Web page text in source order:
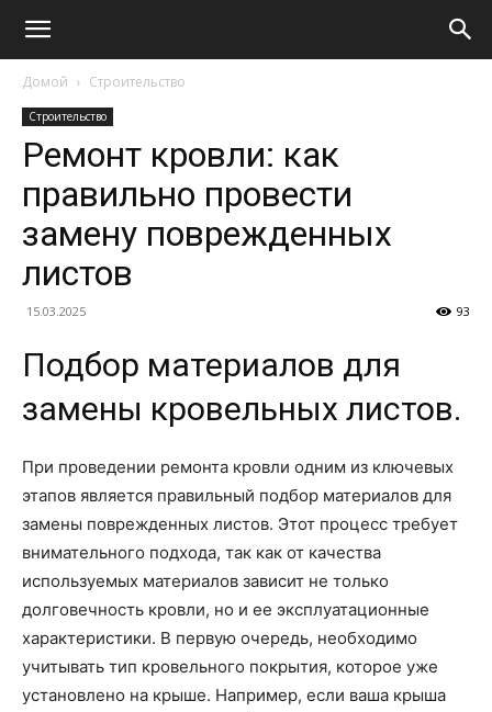
Домой Строительство
Строительство
Ремонт кровли: как
правильно провести
замену поврежденных
листов
15.03.2025 93
Подбор материалов для
замены кровельных листов.
При проведении ремонта кровли одним из ключевых
этапов является правильный подбор материалов для
замены поврежденных листов. Этот процесс требует
внимательного подхода, так как от качества
используемых материалов зависит не только
долговечность кровли, но и ее эксплуатационные
характеристики. В первую очередь, необходимо
учитывать тип кровельного покрытия, которое уже
установлено на крыше. Например, если ваша крыша